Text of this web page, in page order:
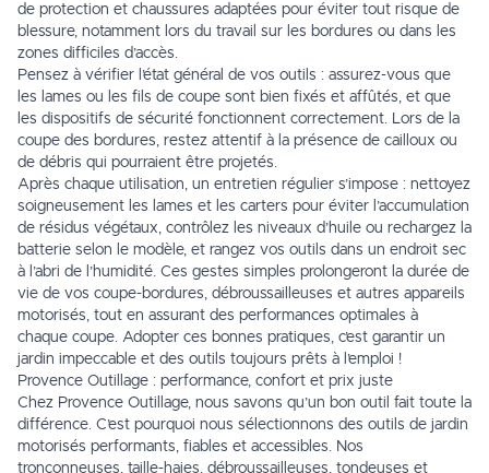
de protection et chaussures adaptées pour éviter tout risque de
blessure, notamment lors du travail sur les bordures ou dans les
zones difficiles d’accès.
Pensez à vérifier l’état général de vos outils : assurez-vous que
les lames ou les fils de coupe sont bien fixés et affûtés, et que
les dispositifs de sécurité fonctionnent correctement. Lors de la
coupe des bordures, restez attentif à la présence de cailloux ou
de débris qui pourraient être projetés.
Après chaque utilisation, un entretien régulier s’impose : nettoyez
soigneusement les lames et les carters pour éviter l’accumulation
de résidus végétaux, contrôlez les niveaux d’huile ou rechargez la
batterie selon le modèle, et rangez vos outils dans un endroit sec
à l’abri de l’humidité. Ces gestes simples prolongeront la durée de
vie de vos coupe-bordures, débroussailleuses et autres appareils
motorisés, tout en assurant des performances optimales à
chaque coupe. Adopter ces bonnes pratiques, c’est garantir un
jardin impeccable et des outils toujours prêts à l’emploi !
Provence Outillage : performance, confort et prix juste
Chez Provence Outillage, nous savons qu’un bon outil fait toute la
différence. C’est pourquoi nous sélectionnons des outils de jardin
motorisés performants, fiables et accessibles. Nos
tronçonneuses, taille-haies, débroussailleuses, tondeuses et